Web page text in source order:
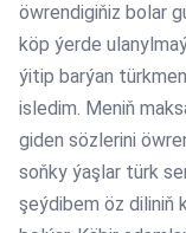
öwrendigiňiz bolar
köp ýerde
ýitip barýan
isledim. Meniň
giden sözlerini
soňky ýaşlar türk
şeýdibem öz diliniň